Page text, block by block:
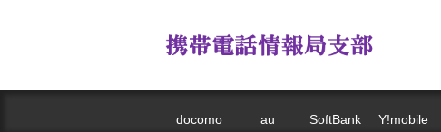
docomo au SoftBank Y!mobile